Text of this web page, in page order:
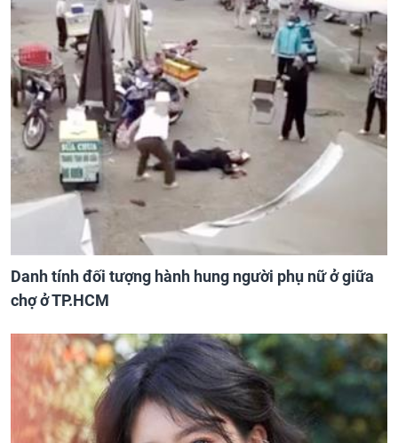
Danh tính đối tượng hành hung người phụ nữ ở giữa
chợ ở TP.HCM